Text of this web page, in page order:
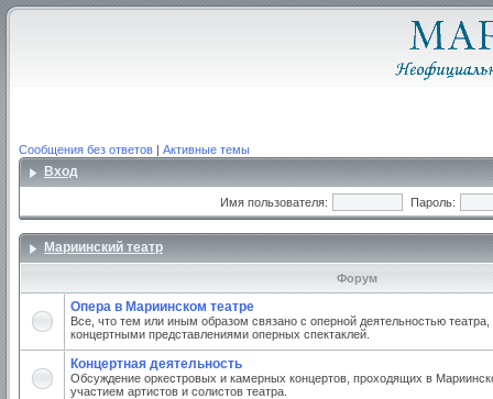
Сообщения без ответов | Активные темы
Вход
Имя пользователя: Пароль:
Мариинский театр
Форум
Опера в Мариинском театре
Все, что тем или иным образом связано с оперной деятельностью
концертными представлениями оперных спектаклей.
Концертная деятельность
Обсуждение оркестровых и камерных концертов, проходящих в
участием артистов и солистов театра.